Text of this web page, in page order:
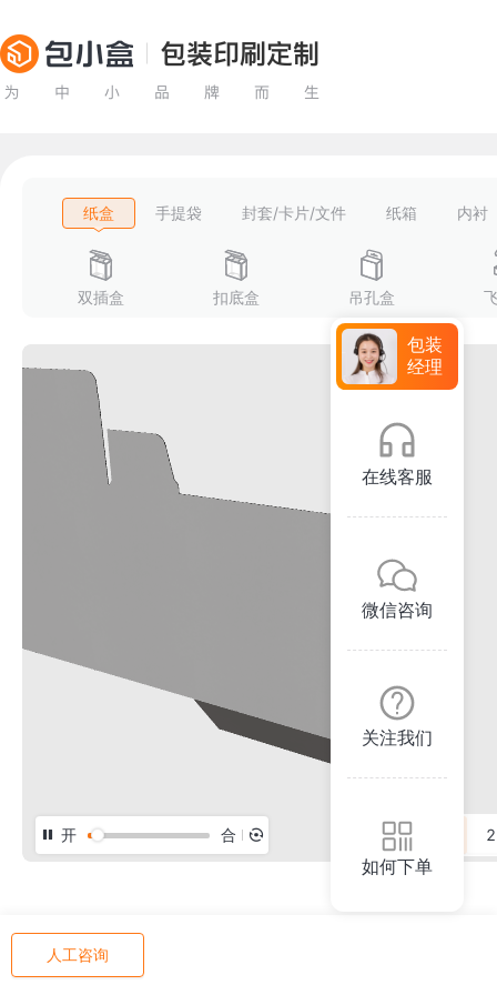
纸盒 手提袋 封套/卡片/文件 纸箱 内衬
双插盒 扣底盒 吊孔盒
开 合
人工咨询
包装
经理
在线客服
微信咨询
关注我们
如何下单